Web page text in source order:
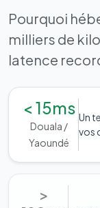
Pourquoi
milliers de
latence
< 15ms
Douala /
Yaoundé
Un
vos
>